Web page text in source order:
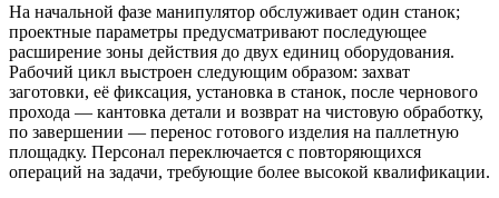
На начальной фазе манипулятор обслуживает один станок;
проектные параметры предусматривают последующее
расширение зоны действия до двух единиц оборудования.
Рабочий цикл выстроен следующим образом: захват
заготовки, её фиксация, установка в станок, после чернового
прохода — кантовка детали и возврат на чистовую обработку,
по завершении — перенос готового изделия на паллетную
площадку. Персонал переключается с повторяющихся
операций на задачи, требующие более высокой квалификации.